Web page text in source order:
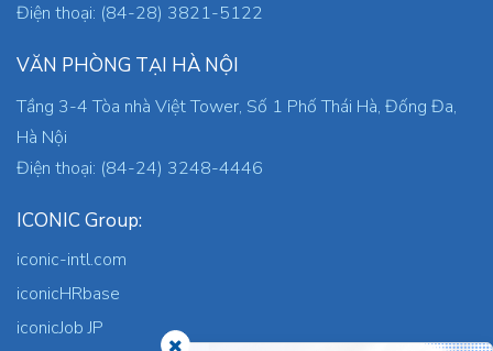
Điện thoại: (84-28) 3821-5122
VĂN PHÒNG TẠI HÀ NỘI
Tầng 3-4 Tòa nhà Việt Tower, Số 1 Phố Thái Hà, Đống Đa,
Hà Nội
Điện thoại: (84-24) 3248-4446
ICONIC Group:
iconic-intl.com
iconicHRbase
iconicJob JP